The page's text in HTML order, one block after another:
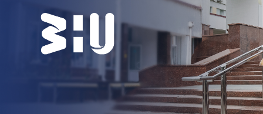
БІБЛІОТЕКА
НОВИНИ